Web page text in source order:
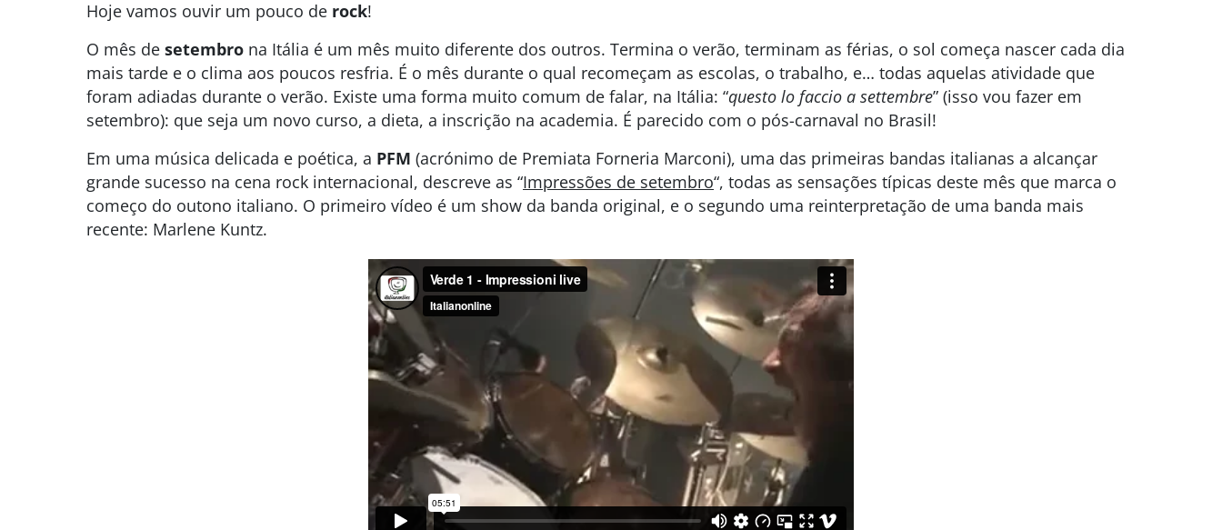
Hoje vamos ouvir um pouco de rock!
O mês de setembro na Itália é um mês muito diferente dos outros. Termina o verão, terminam as férias, o sol começa nascer cada dia
mais tarde e o clima aos poucos resfria. É o mês durante o qual recomeçam as escolas, o trabalho, e… todas aquelas atividade que
foram adiadas durante o verão. Existe uma forma muito comum de falar, na Itália: “questo lo faccio a settembre” (isso vou fazer em
setembro): que seja um novo curso, a dieta, a inscrição na academia. É parecido com o pós-carnaval no Brasil!
Em uma música delicada e poética, a PFM (acrónimo de Premiata Forneria Marconi), uma das primeiras bandas italianas a alcançar
grande sucesso na cena rock internacional, descreve as “Impressões de setembro“, todas as sensações típicas deste mês que marca o
começo do outono italiano. O primeiro vídeo é um show da banda original, e o segundo uma reinterpretação de uma banda mais
recente: Marlene Kuntz.